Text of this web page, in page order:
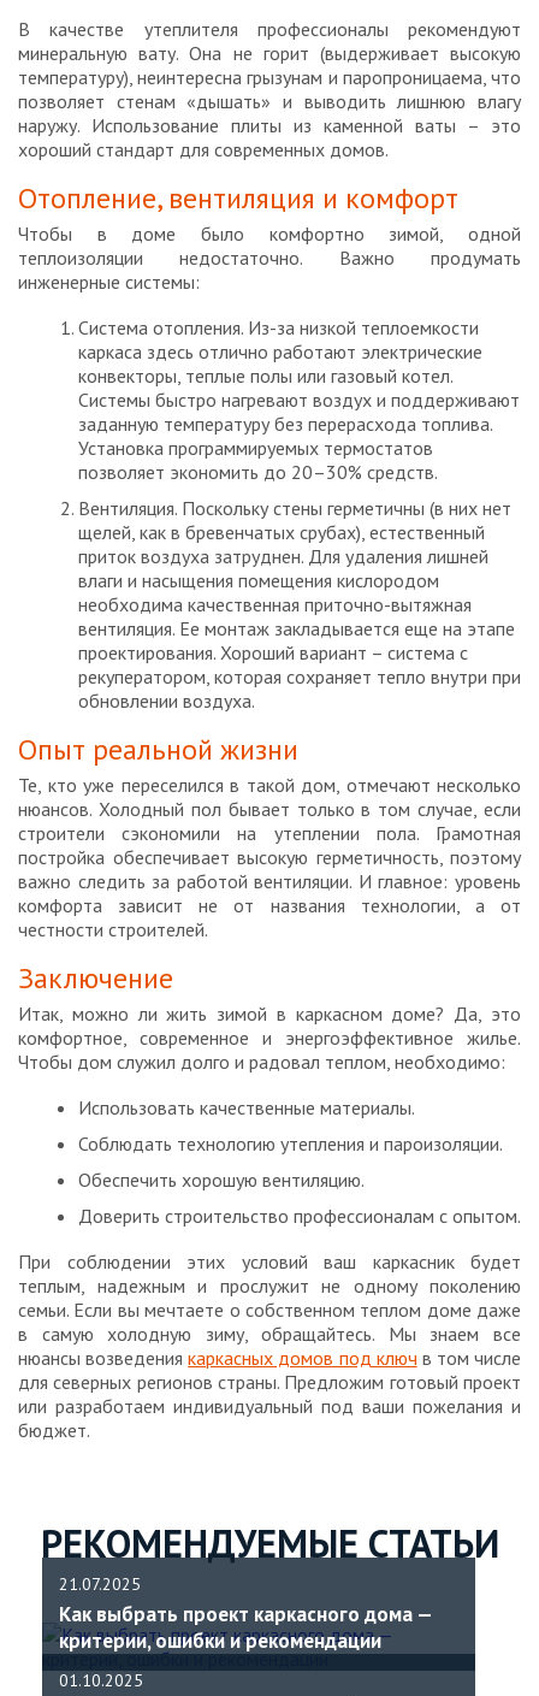
В качестве утеплителя профессионалы рекомендуют
минеральную вату. Она не горит (выдерживает высокую
температуру), неинтересна грызунам и паропроницаема, что
позволяет стенам «дышать» и выводить лишнюю влагу
наружу. Использование плиты из каменной ваты – это
хороший стандарт для современных домов.
Отопление, вентиляция и комфорт
Чтобы в доме было комфортно зимой, одной
теплоизоляции недостаточно. Важно продумать
инженерные системы:
Система отопления. Из-за низкой теплоемкости
каркаса здесь отлично работают электрические
конвекторы, теплые полы или газовый котел.
Системы быстро нагревают воздух и поддерживают
заданную температуру без перерасхода топлива.
Установка программируемых термостатов
позволяет экономить до 20–30% средств.
Вентиляция. Поскольку стены герметичны (в них нет
щелей, как в бревенчатых срубах), естественный
приток воздуха затруднен. Для удаления лишней
влаги и насыщения помещения кислородом
необходима качественная приточно-вытяжная
вентиляция. Ее монтаж закладывается еще на этапе
проектирования. Хороший вариант – система с
рекуператором, которая сохраняет тепло внутри при
обновлении воздуха.
Опыт реальной жизни
Те, кто уже переселился в такой дом, отмечают несколько
нюансов. Холодный пол бывает только в том случае, если
строители сэкономили на утеплении пола. Грамотная
постройка обеспечивает высокую герметичность, поэтому
важно следить за работой вентиляции. И главное: уровень
комфорта зависит не от названия технологии, а от
честности строителей.
Заключение
Итак, можно ли жить зимой в каркасном доме? Да, это
комфортное, современное и энергоэффективное жилье.
Чтобы дом служил долго и радовал теплом, необходимо:
Использовать качественные материалы.
Соблюдать технологию утепления и пароизоляции.
Обеспечить хорошую вентиляцию.
Доверить строительство профессионалам с опытом.
При соблюдении этих условий ваш каркасник будет
теплым, надежным и прослужит не одному поколению
семьи. Если вы мечтаете о собственном теплом доме даже
в самую холодную зиму, обращайтесь. Мы знаем все
нюансы возведениякаркасных домов под ключ в том числе
для северных регионов страны. Предложим готовый проект
или разработаем индивидуальный под ваши пожелания и
бюджет.
РЕКОМЕНДУЕМЫЕ СТАТЬИ
21.07.2025
Как выбрать проект каркасного дома —
критерии, ошибки и рекомендации
01.10.2025